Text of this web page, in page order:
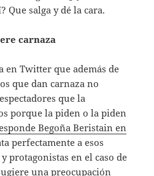
Que salga y dé la cara.
carnaza
en Twitter que además de
que dan carnaza no
que la
porque la piden o la piden
Begoña Beristain en
perfectamente a esos
protagonistas en el caso de
una preocupación